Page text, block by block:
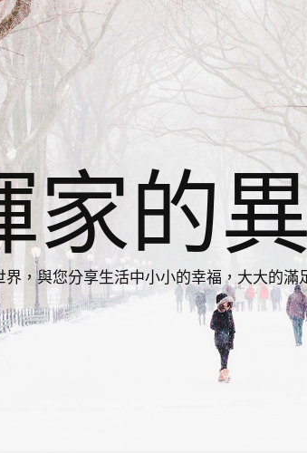
家的
界，與您分享生活中小小的幸福，大大的